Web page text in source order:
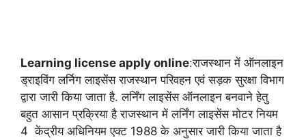
Learning license apply online:राजस्थान में ऑनलाइन
ड्राइविंग लर्निग लाइसेंस राजस्थान परिवहन एवं सड़क सुरक्षा विभाग
द्वारा जारी किया जाता है. लर्निंग लाइसेंस ऑनलाइन बनवाने हेतु
बहुत आसान प्रक्रिया है राजस्थान में लर्निंग लाइसेंस मोटर नियम
4 केंद्रीय अधिनियम एक्ट 1988 के अनुसार जारी किया जाता है